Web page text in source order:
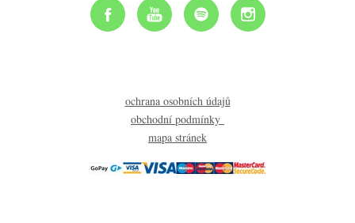
ochrana osobních údajů
obchodní podmínky
mapa stránek